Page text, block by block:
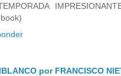
por FRANCISCO